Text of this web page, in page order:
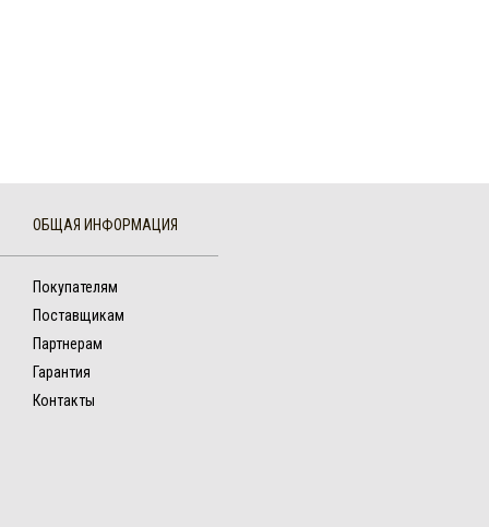
ОБЩАЯ ИНФОРМАЦИЯ
Покупателям
Поставщикам
Партнерам
Гарантия
Контакты